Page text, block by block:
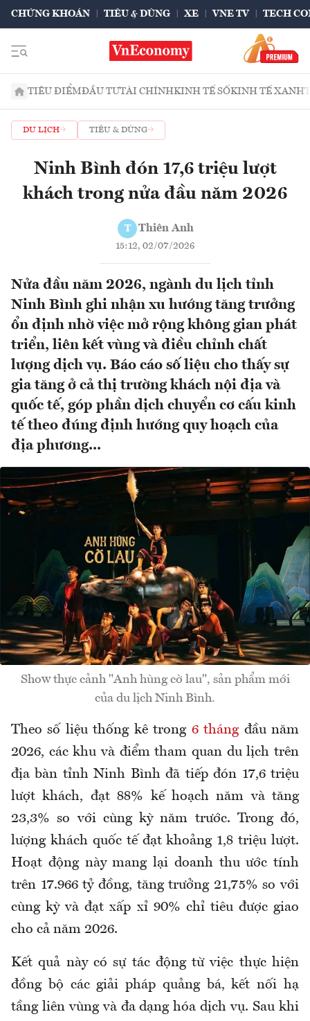
CHỨNG KHOÁN TIÊU & DÙNG XE VNE TV TECH
TIÊU ĐIỂMĐẦU TƯTÀI CHÍNHKINH TẾ SỐKINH TẾ XANH
DU LỊCH TIÊU & DÙNG
Ninh Bình đón 17,6 triệu lượt
khách trong nửa đầu năm 2026
T Thiên Anh
15:12, 02/07/2026
Nửa đầu năm 2026, ngành du lịch tỉnh
Ninh Bình ghi nhận xu hướng tăng trưởng
ổn định nhờ việc mở rộng không gian phát
triển, liên kết vùng và điều chỉnh chất
lượng dịch vụ. Báo cáo số liệu cho thấy sự
gia tăng ở cả thị trường khách nội địa và
quốc tế, góp phần dịch chuyển cơ cấu kinh
tế theo đúng định hướng quy hoạch của
địa phương...
Show thực cảnh "Anh hùng cờ lau", sản phẩm mới
của du lịch Ninh Bình.
Theo số liệu thống kê trong 6 tháng đầu năm
2026, các khu và điểm tham quan du lịch trên
địa bàn tỉnh Ninh Bình đã tiếp đón 17,6 triệu
lượt khách, đạt 88% kế hoạch năm và tăng
23,3% so với cùng kỳ năm trước. Trong đó,
lượng khách quốc tế đạt khoảng 1,8 triệu lượt.
Hoạt động này mang lại doanh thu ước tính
trên 17.966 tỷ đồng, tăng trưởng 21,75% so với
cùng kỳ và đạt xấp xỉ 90% chỉ tiêu được giao
cho cả năm 2026.
​Kết quả này có sự tác động từ việc thực hiện
đồng bộ các giải pháp quảng bá, kết nối hạ
tầng liên vùng và đa dạng hóa dịch vụ. Sau khi